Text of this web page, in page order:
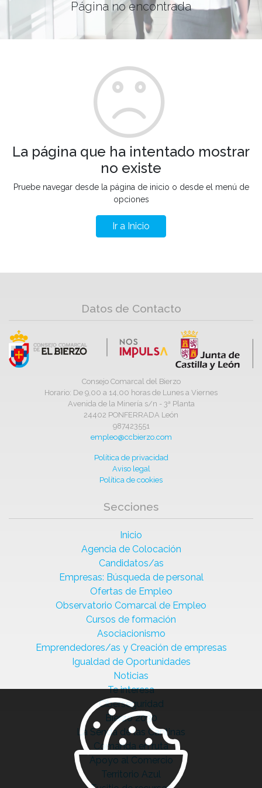
Página no encontrada
La página que ha intentado mostrar
no existe
Pruebe navegar desde la página de inicio o desde el menú de
opciones
Ir a Inicio
Datos de Contacto
Consejo Comarcal del Bierzo
Horario: De 9,00 a 14,00 horas de Lunes a Viernes
Avenida de la Minería s/n - 3ª Planta
24402 PONFERRADA León
987423551
empleo@ccbierzo.com
Política de privacidad
Aviso legal
Política de cookies
Secciones
Inicio
Agencia de Colocación
Candidatos/as
Empresas: Búsqueda de personal
Ofertas de Empleo
Observatorio Comarcal de Empleo
Cursos de formación
Asociacionismo
Emprendedores/as y Creación de empresas
Igualdad de Oportunidades
Noticias
Te interesa
Ciberseguridad
Bierzo 2030
La Senda de las Cantinas
Comanda en ruta
Apoyo al Comercio
Territorio Azul